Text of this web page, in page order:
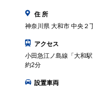
住 所
神奈川県 大和市 中央２
アクセス
小田急江ノ島線「大和
約2分
設置車両